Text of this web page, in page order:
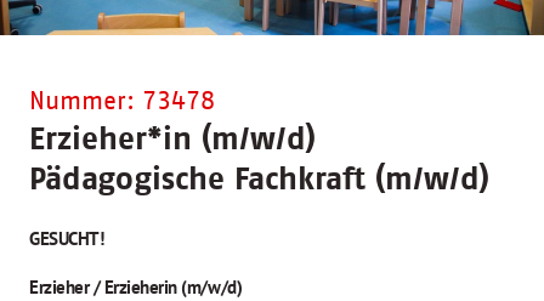
Nummer: 73478
Erzieher*in (m/w/d)
Pädagogische Fachkraft (m/w/d)
GESUCHT!
Erzieher / Erzieherin (m/w/d)